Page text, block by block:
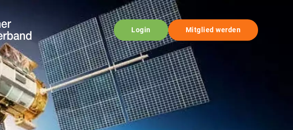
Login Mitglied werden